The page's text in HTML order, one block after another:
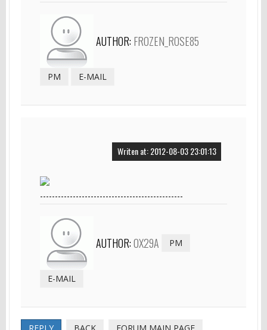
AUTHOR: FROZEN_ROSE85
PM E-MAIL
Writen at: 2012-08-03 23:01:13
------------------------------------------------
AUTHOR:0X29A PM
E-MAIL